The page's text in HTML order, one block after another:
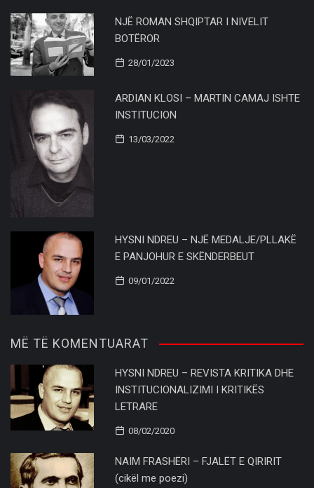
NJË ROMAN SHQIPTAR I NIVELIT
BOTËROR
28/01/2023
ARDIAN KLOSI – MARTIN CAMAJ ISHTE
INSTITUCION
13/03/2022
HYSNI NDREU – NJË MEDALJE/PLLAKË
E PANJOHUR E SKËNDERBEUT
09/01/2022
MË TË KOMENTUARAT
HYSNI NDREU – REVISTA KRITIKA DHE
INSTITUCIONALIZIMI I KRITIKËS
LETRARE
08/02/2020
NAIM FRASHËRI – FJALËT E QIRIRIT
(cikël me poezi)